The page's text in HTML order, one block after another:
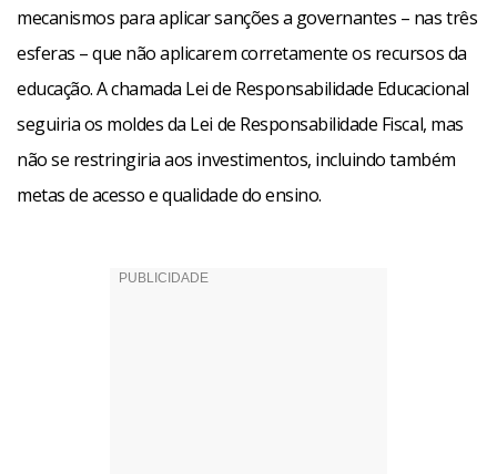
mecanismos para aplicar sanções a governantes – nas três
esferas – que não aplicarem corretamente os recursos da
educação. A chamada Lei de Responsabilidade Educacional
seguiria os moldes da Lei de Responsabilidade Fiscal, mas
não se restringiria aos investimentos, incluindo também
metas de acesso e qualidade do ensino.